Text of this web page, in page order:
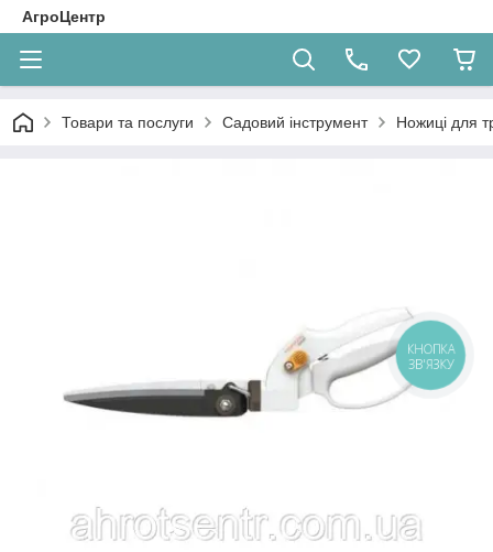
АгроЦентр
Товари та послуги Садовий інструмент Ножиці для
КНОПКА
ЗВ'ЯЗКУ